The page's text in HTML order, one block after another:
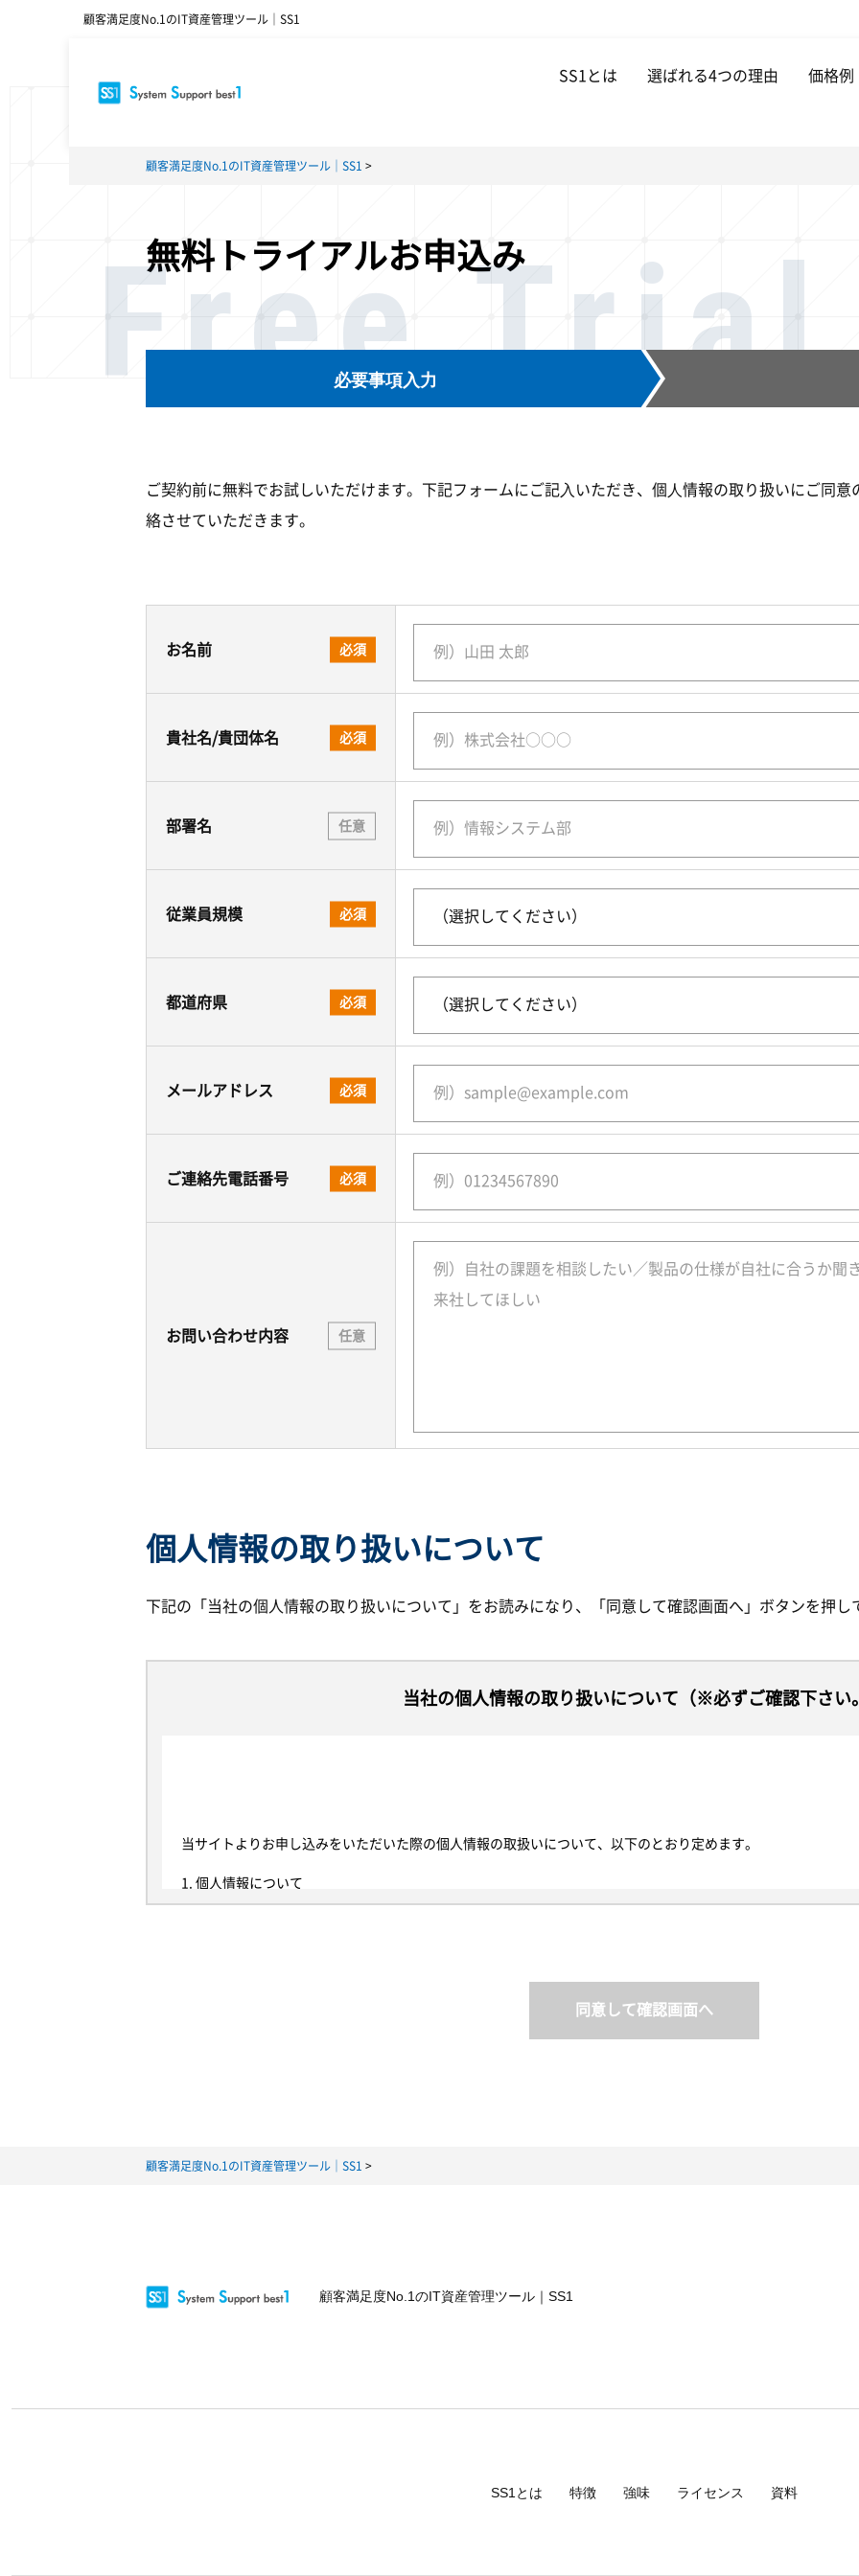
顧客満足度No.1のIT資産管理ツール｜SS1
SS1とは 選ばれる4つの理由 価格例
顧客満足度No.1のIT資産管理ツール｜SS1
無料トライアルお申込み
Free Trial
必要事項入力
ご契約前に無料でお試しいただけます。下記フォームにご記⼊いただき、個⼈情報の取り扱いにご同
絡させていただきます。
お名前 必須
貴社名/貴団体名 必須
部署名 任意
従業員規模 必須
都道府県 必須
メールアドレス 必須
ご連絡先電話番号 必須
お問い合わせ内容 任意
個人情報の取り扱いについて
下記の「当社の個人情報の取り扱いについて」をお読みになり、「同意して確認画面へ」ボタンを押し
当社の個人情報の取り扱いについて（※必ずご確認下さい
当サイトよりお申し込みをいただいた際の個人情報の取扱いについて、以下のとおり定めます。
1. 個人情報について
本規定における個人情報とは、当社が当サイトを通じて取得する個人情報の保護に関する法律にいう「個人情
らの同意を得るものとします。また、お客様から個別に利用目的の通知を求められた場合には遅滞なく通知いた
・当社およびグループ会社で取り扱う製品・サービスに関する情報の提供
3. 個人データの第三者提供
当社は、利用目的の達成に必要な範囲内において、個人データの取扱いの全部又は一部を委託する場合がありま
格性を十分審査するとともに、契約にあたって守秘義務に関する事項等を定め、委託先に対する必要かつ適切な
同意して確認画面へ
顧客満足度No.1のIT資産管理ツール｜SS1
顧客満足度No.1のIT資産管理ツール｜ SS1
SS1とは 特徴 強味 ライセンス 資料